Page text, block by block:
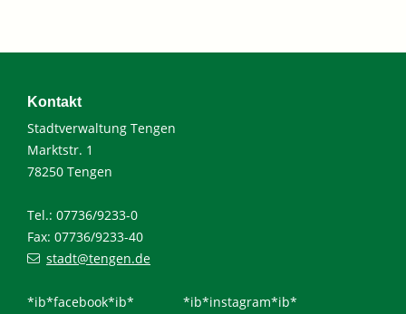
Kontakt
Stadtverwaltung Tengen
Marktstr. 1
78250 Tengen
Tel.: 07736/9233-0
Fax: 07736/9233-40
stadt@tengen.de
*ib*facebook*ib*
*ib*instagram*ib*